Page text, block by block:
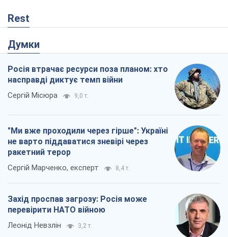
Rest
Думки
Росія втрачає ресурси поза планом: хто
насправді диктує темп війни
Сергій Місюра 9,0 т.
"Ми вже проходили через гірше": Україні
не варто піддаватися зневірі через
ракетний терор
Сергій Марченко, експерт 8,4 т.
Захід проспав загрозу: Росія може
перевірити НАТО війною
Леонід Невзлін 3,2 т.